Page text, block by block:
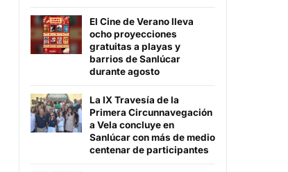
El Cine de Verano lleva
ocho proyecciones
gratuitas a playas y
barrios de Sanlúcar
durante agosto
La IX Travesía de la
Primera Circunnavegación
a Vela concluye en
Sanlúcar con más de medio
centenar de participantes